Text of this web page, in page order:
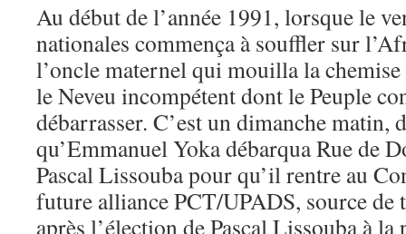
Au début de l’année 1991, lorsque le
nationales commença à souffler sur
l’oncle maternel qui mouilla la
le Neveu incompétent dont le Peuple
débarrasser. C’est un dimanche matin,
qu’Emmanuel Yoka débarqua Rue de
Pascal Lissouba pour qu’il rentre au
future alliance PCT/UPADS, source de
après l’élection de Pascal Lissouba à la